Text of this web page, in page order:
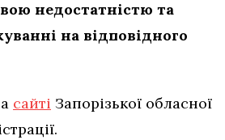
недостатністю та
на відповідного
сайті Запорізької обласної